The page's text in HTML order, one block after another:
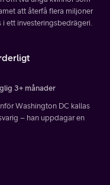
att återfå flera miljoner
ett investeringsbedrägeri.
3+ månader
Washington DC kallas
– han uppdagar en